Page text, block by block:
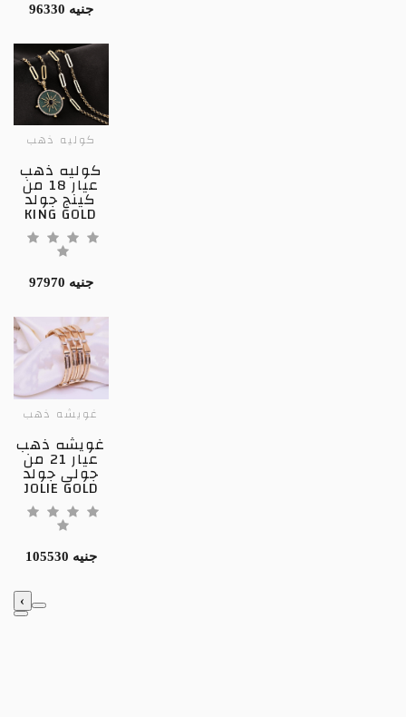
96330 جنيه
كوليه ذهب
كوليه ذهب
عيار 18 من
كينج جولد
KING GOLD
97970 جنيه
غويشه ذهب
غويشه ذهب
عيار 21 من
جولى جولد
JOLIE GOLD
105530 جنيه
‹